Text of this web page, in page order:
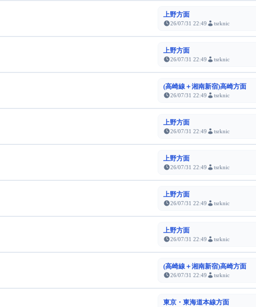
上野方面
26/07/31 22:49 tsrknic
上野方面
26/07/31 22:49 tsrknic
(高崎線＋湘南新宿)高崎方面
26/07/31 22:49 tsrknic
上野方面
26/07/31 22:49 tsrknic
上野方面
26/07/31 22:49 tsrknic
上野方面
26/07/31 22:49 tsrknic
上野方面
26/07/31 22:49 tsrknic
(高崎線＋湘南新宿)高崎方面
26/07/31 22:49 tsrknic
東京・東海道本線方面